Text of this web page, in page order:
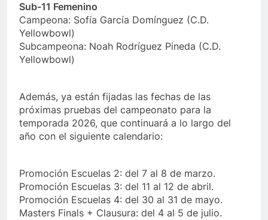
Sub-11 Femenino
Campeona: Sofía García Domínguez (C.D.
Yellowbowl)
Subcampeona: Noah Rodríguez Pineda (C.D.
Yellowbowl)
Además, ya están fijadas las fechas de las
próximas pruebas del campeonato para la
temporada 2026, que continuará a lo largo del
año con el siguiente calendario:
Promoción Escuelas 2: del 7 al 8 de marzo.
Promoción Escuelas 3: del 11 al 12 de abril.
Promoción Escuelas 4: del 30 al 31 de mayo.
Masters Finals + Clausura: del 4 al 5 de julio.